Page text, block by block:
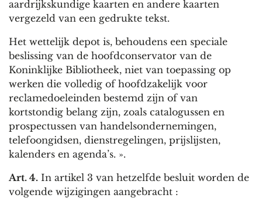
aardrijkskundige kaarten en andere kaarten
vergezeld van een gedrukte tekst.
Het wettelijk depot is, behoudens een speciale
beslissing van de hoofdconservator van de
Koninklijke Bibliotheek, niet van toepassing op
werken die volledig of hoofdzakelijk voor
reclamedoeleinden bestemd zijn of van
kortstondig belang zijn, zoals catalogussen en
prospectussen van handelsondernemingen,
telefoongidsen, dienstregelingen, prijslijsten,
kalenders en agenda’s. ».
Art. 4. In artikel 3 van hetzelfde besluit worden de
volgende wijzigingen aangebracht :